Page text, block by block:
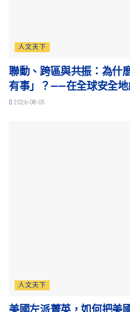
人文天下
聯動、跨區與共振：為什
有事」？——在全球安全
2026-08-05
人文天下
美國左派菁英，如何把美